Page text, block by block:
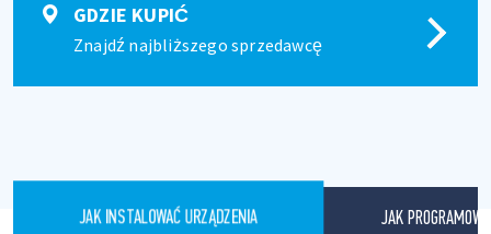
GDZIE KUPIĆ
Znajdź najbliższego sprzedawcę
JAK INSTALOWAĆ URZĄDZENIA JAK